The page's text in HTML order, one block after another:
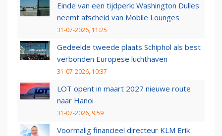
Einde van een tijdperk: Washington Dulles
neemt afscheid van Mobile Lounges
31-07-2026, 11:25
Gedeelde tweede plaats Schiphol als best
verbonden Europese luchthaven
31-07-2026, 10:37
LOT opent in maart 2027 nieuwe route
naar Hanoi
31-07-2026, 9:59
Voormalig financieel directeur KLM Erik